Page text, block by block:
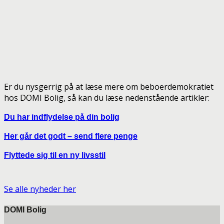
Er du nysgerrig på at læse mere om beboerdemokratiet
hos DOMI Bolig, så kan du læse nedenstående artikler:
Du har indflydelse på din bolig
Her går det godt – send flere penge
Flyttede sig til en ny livsstil
Se alle nyheder her
DOMI Bolig